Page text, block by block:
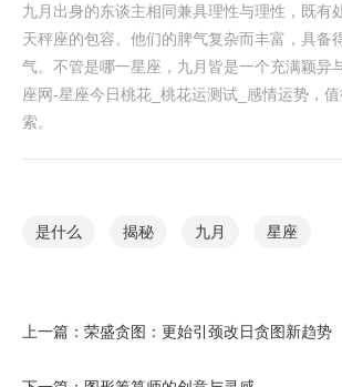
九月出身的东谈主相同兼具理性与理性，既有
天秤座的包容。他们的脾气复杂而丰富，具备
气。不管是哪一星座，九月皆是一个充满颖异
座网-星座今日桃花_桃花运测试_感情运势，
索。
是什么 揭秘 九月 星座
上一篇： 荣盛贪图：更始引颈改日贪图新趋势